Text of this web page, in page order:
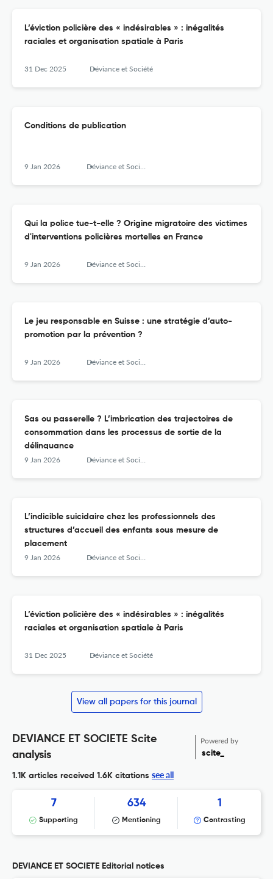
L’éviction policière des « indésirables » : inégalités
raciales et organisation spatiale à Paris
31 Dec 2025 Déviance et Société
Conditions de publication
9 Jan 2026 Déviance et Société
Qui la police tue-t-elle ? Origine migratoire des victimes
d'interventions policières mortelles en France
9 Jan 2026 Déviance et Société
Le jeu responsable en Suisse : une stratégie d’auto-
promotion par la prévention ?
9 Jan 2026 Déviance et Société
Sas ou passerelle ? L’imbrication des trajectoires de
consommation dans les processus de sortie de la
délinquance
9 Jan 2026 Déviance et Société
L’indicible suicidaire chez les professionnels des
structures d’accueil des enfants sous mesure de
placement
9 Jan 2026 Déviance et Société
L’éviction policière des « indésirables » : inégalités
raciales et organisation spatiale à Paris
31 Dec 2025 Déviance et Société
View all papers for this journal
DEVIANCE ET SOCIETE Scite
analysis
Powered by
scite_
1.1K articles received 1.6K citations see all
7
Supporting
634
Mentioning
1
Contrasting
DEVIANCE ET SOCIETE Editorial notices